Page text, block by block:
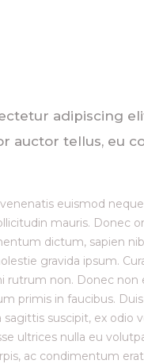
adipiscing
auctor tellus, eu
euismod
mauris. Donec
dictum, sapien
gravida ipsum.
non. Donec
primis in faucibus.
suscipit, ex odio
ultrices nulla eu
ac condimentum